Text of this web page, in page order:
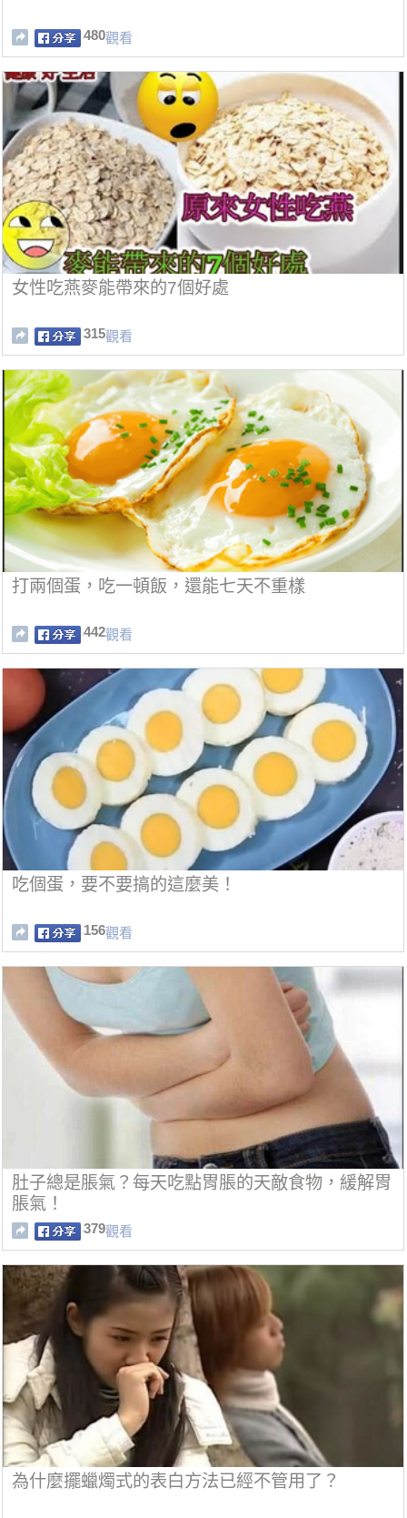
480觀看
女性吃燕麥能帶來的7個好處
315觀看
打兩個蛋，吃一頓飯，還能七天不重樣
442觀看
吃個蛋，要不要搞的這麼美！
156觀看
肚子總是脹氣？每天吃點胃脹的天敵食物，緩解胃
脹氣！
379觀看
為什麼擺蠟燭式的表白方法已經不管用了？